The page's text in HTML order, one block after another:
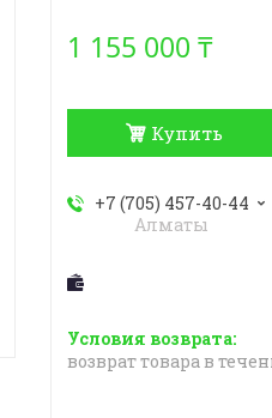
1 155 000 ₸
Купить
+7 (705) 457-40-44
Алматы
возврат товара в